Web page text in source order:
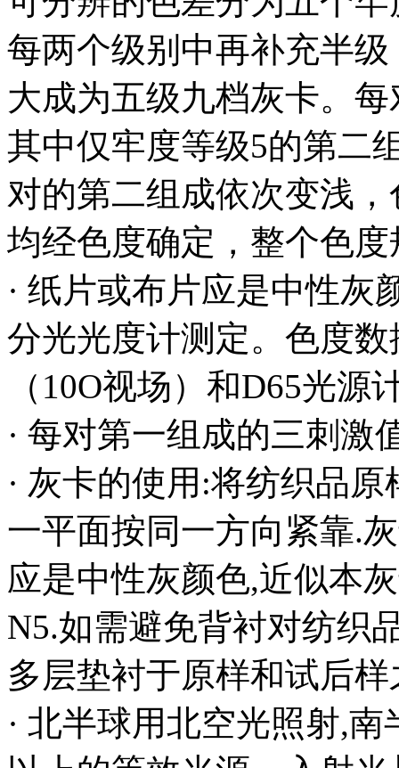
每两个级别中再补充半
大成为五级九档灰卡。
其中仅牢度等级5的第二
对的第二组成依次变浅
均经色度确定，整个色
· 纸片或布片应是中性灰
分光光度计测定。色度
（10O视场）和D65光源
· 每对第一组成的三刺激
· 灰卡的使用:将纺织品
一平面按同一方向紧靠.
应是中性灰颜色,近似本
N5.如需避免背衬对纺织
多层垫衬于原样和试后
· 北半球用北空光照射,